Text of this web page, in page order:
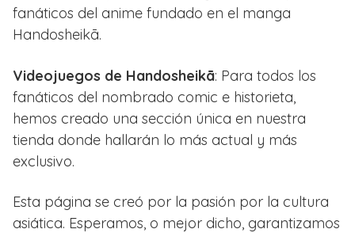
fanáticos del anime fundado en el manga
Handosheikā.
Videojuegos de Handosheikā: Para todos los
fanáticos del nombrado comic e historieta,
hemos creado una sección única en nuestra
tienda donde hallarán lo más actual y más
exclusivo.
Esta página se creó por la pasión por la cultura
asiática. Esperamos, o mejor dicho, garantizamos